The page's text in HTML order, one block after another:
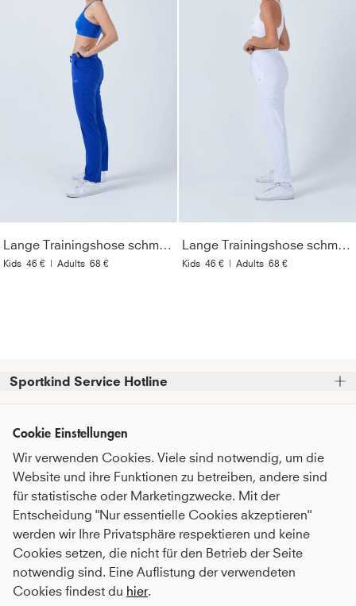
Lange Trainingshose schmal, kobaltblau
Kids 46 € | Adults 68 €
Lange Trainingshose schmal, weiß
Kids 46 € | Adults 68 €
Sportkind Service Hotline
entgegennehmen können.
Telefonische Unterstützung und Beratung unter:
+49 (0)821 319 499 12
Mo - Do
9:00 - 16:00 Uhr
9:00 - 15:00 Uhr
oder auch gerne per E-Mail an
kundenservice@sportkind.de
Kundenservice
FAQ - Häufige Fragen
Serviceversprechen
Pflegeempfehlungen
Zahlung & Versand
Umtausch & Rückgabe
After Sale Service
Informationen
Über Uns
Nachhaltigkeit
Karriere
Botschafter:in werden
Newsletter
Abonniere unseren Newsletter
bevor du
zum Checkout gehst
und erhalte
regelmäßige Informationen über
Zahlungsmethoden
Cookie Einstellungen
Wir verwenden Cookies. Viele sind notwendig, um die
Website und ihre Funktionen zu betreiben, andere sind
für statistische oder Marketingzwecke. Mit der
Entscheidung "Nur essentielle Cookies akzeptieren"
werden wir Ihre Privatsphäre respektieren und keine
Cookies setzen, die nicht für den Betrieb der Seite
notwendig sind. Eine Auflistung der verwendeten
Cookies findest du hier.